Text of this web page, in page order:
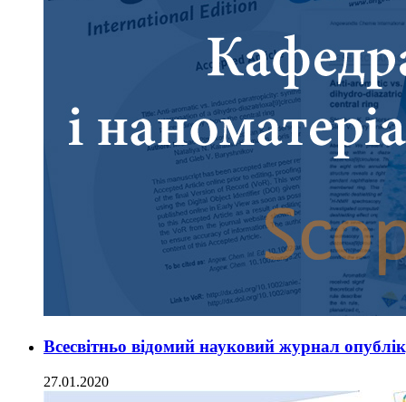
Всесвітньо відомий науковий журнал
27.01.2020